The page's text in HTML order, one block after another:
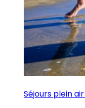
Séjours plein